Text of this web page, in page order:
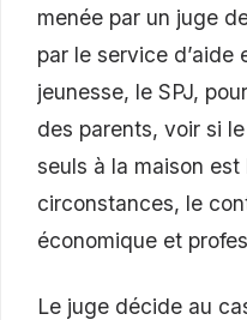
menée par un juge
par le service
jeunesse, le SPJ,
des parents, voir si
seuls à la maison
circonstances, le
économique et
Le juge décide au